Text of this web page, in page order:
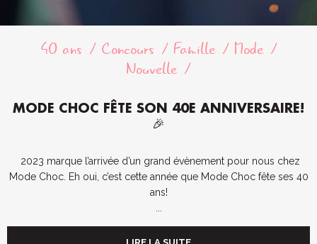
40 ans Concours Famille
Mode
Nouvelle
MODE CHOC FÊTE SON 40E ANNIVERSAIRE!
🎉
2023 marque l’arrivée d’un grand évènement pour nous chez
Mode Choc. Eh oui, c’est cette année que Mode Choc fête ses 40
ans!